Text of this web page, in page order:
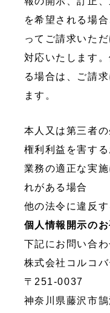
を希望される場
ってご請求いた
対応いたします
る場合は、ご請
ます。
本人又は第三者
権利利益を害す
業務の適正な実
れがある場合
他の法令に違反
個人情報開示の
下記にお問い合わ
株式会社コルコバ
〒251-0037
神奈川県藤沢市